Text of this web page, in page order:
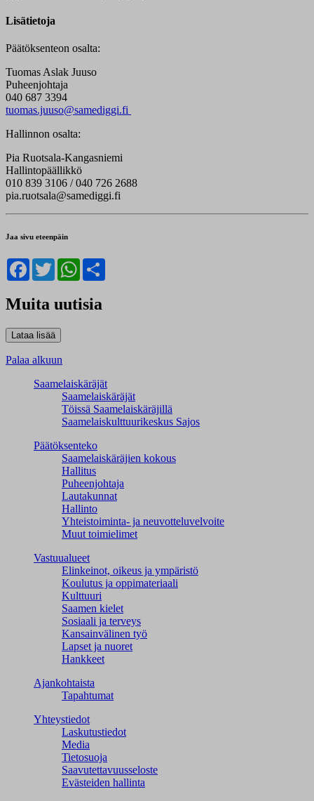
Lisätietoja
Päätöksenteon osalta:
Tuomas Aslak Juuso
Puheenjohtaja
040 687 3394
tuomas.juuso@samediggi.fi
Hallinnon osalta:
Pia Ruotsala-Kangasniemi
Hallintopäällikkö
010 839 3106 / 040 726 2688
pia.ruotsala@samediggi.fi
Jaa sivu eteenpäin
Facebook
TwitterWhatsApp
Muita uutisia
Palaa alkuun
Saamelaiskäräjät
Saamelaiskäräjät
Töissä Saamelaiskäräjillä
Saamelaiskulttuuri­keskus Sajos
Päätöksenteko
Saamelaiskäräjien kokous
Hallitus
Puheenjohtaja
Lautakunnat
Hallinto
Yhteistoiminta- ja neuvotteluvelvoite
Muut toimielimet
Vastuualueet
Elinkeinot, oikeus ja ympäristö
Koulutus ja oppimateriaali
Kulttuuri
Saamen kielet
Sosiaali ja terveys
Kansainvälinen työ
Lapset ja nuoret
Hankkeet
Ajankohtaista
Tapahtumat
Yhteystiedot
Laskutustiedot
Media
Tietosuoja
Saavutettavuusseloste
Evästeiden hallinta